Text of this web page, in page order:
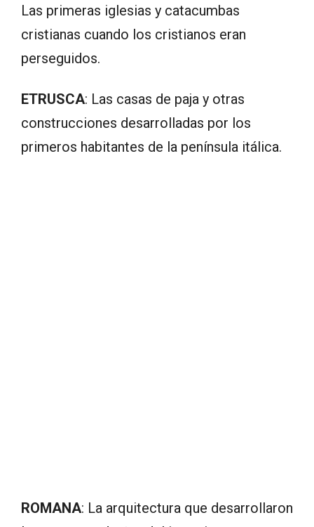
Las primeras iglesias y catacumbas
cristianas cuando los cristianos eran
perseguidos.
ETRUSCA: Las casas de paja y otras
construcciones desarrolladas por los
primeros habitantes de la península itálica.
ROMANA: La arquitectura que desarrollaron